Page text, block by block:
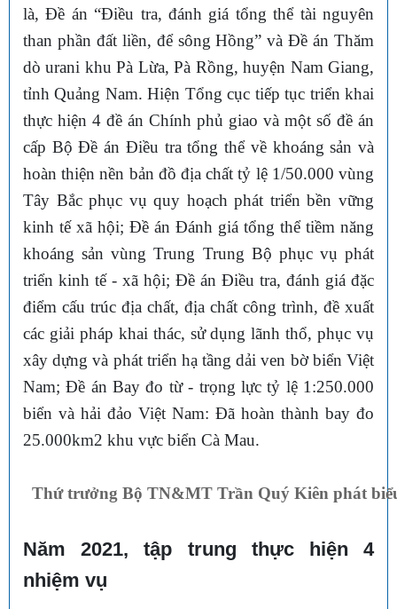
là, Đề án “Điều tra, đánh giá tổng thể tài nguyên
than phần đất liền, để sông Hồng” và Đề án Thăm
dò urani khu Pà Lừa, Pà Rồng, huyện Nam Giang,
tỉnh Quảng Nam. Hiện Tổng cục tiếp tục triển khai
thực hiện 4 đề án Chính phủ giao và một số đề án
cấp Bộ Đề án Điều tra tổng thể về khoáng sản và
hoàn thiện nền bản đồ địa chất tỷ lệ 1/50.000 vùng
Tây Bắc phục vụ quy hoạch phát triển bền vững
kinh tế xã hội; Đề án Đánh giá tổng thể tiềm năng
khoáng sản vùng Trung Trung Bộ phục vụ phát
triển kinh tế - xã hội; Đề án Điều tra, đánh giá đặc
điểm cấu trúc địa chất, địa chất công trình, đề xuất
các giải pháp khai thác, sử dụng lãnh thổ, phục vụ
xây dựng và phát triển hạ tầng dải ven bờ biển Việt
Nam; Đề án Bay đo từ - trọng lực tỷ lệ 1:250.000
biển và hải đảo Việt Nam: Đã hoàn thành bay đo
25.000km2 khu vực biển Cà Mau.
Thứ trưởng Bộ TN&MT Trần Quý Kiên phát
Năm 2021, tập trung thực hiện 4
nhiệm vụ